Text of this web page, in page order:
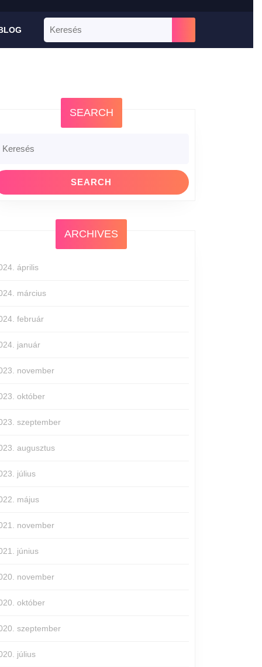
SEARCH
ARCHIVES
április
március
február
január
november
október
szeptember
augusztus
július
május
november
június
november
október
szeptember
július